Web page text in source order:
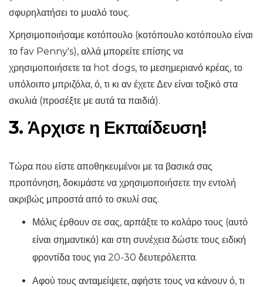
σφυρηλατήσει το μυαλό τους.
Χρησιμοποιήσαμε κοτόπουλο (κοτόπουλο κοτόπουλο είναι
το fav Penny's), αλλά μπορείτε επίσης να
χρησιμοποιήσετε τα hot dogs, το μεσημεριανό κρέας, το
υπόλοιπο μπριζόλα, ό, τι κι αν έχετε Δεν είναι τοξικό στα
σκυλιά (προσέξτε με αυτά τα παιδιά).
3. Άρχισε η Εκπαίδευση!
Τώρα που είστε αποθηκευμένοι με τα βασικά σας
προπόνηση, δοκιμάστε να χρησιμοποιήσετε την εντολή
ακριβώς μπροστά από το σκυλί σας.
Μόλις έρθουν σε σας, αρπάξτε το κολάρο τους (αυτό
είναι σημαντικό) και στη συνέχεια δώστε τους ειδική
φροντίδα τους για 20-30 δευτερόλεπτα.
Αφού τους ανταμείψετε, αφήστε τους να κάνουν ό, τι